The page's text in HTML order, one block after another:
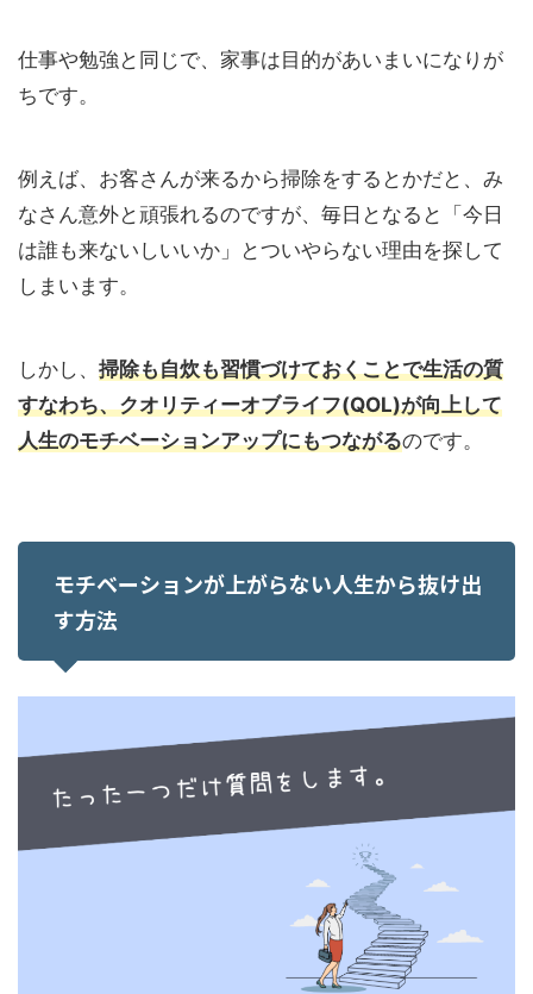
仕事や勉強と同じで、家事は目的があいまいになりが
ちです。
例えば、お客さんが来るから掃除をするとかだと、み
なさん意外と頑張れるのですが、毎日となると「今日
は誰も来ないしいいか」とついやらない理由を探して
しまいます。
しかし、 掃除も自炊も習慣づけておくことで生活の質
すなわち、クオリティーオブライフ(QOL)が向上して
人生のモチベーションアップにもつながるのです。
モチベーションが上がらない人生から抜け出
す方法